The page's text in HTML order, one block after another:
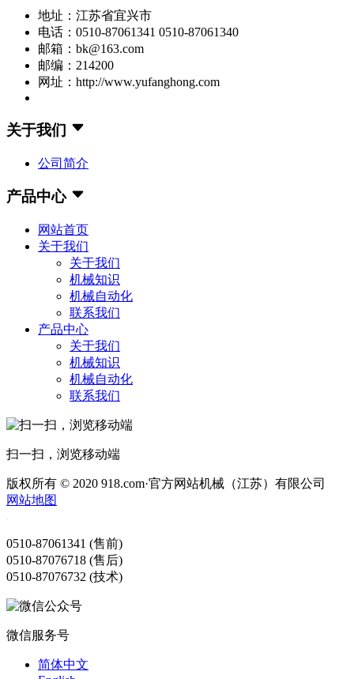
地址：江苏省宜兴市
电话：0510-87061341 0510-87061340
邮箱：bk@163.com
邮编：214200
网址：http://www.yufanghong.com
关于我们
公司简介
产品中心
网站首页
关于我们
关于我们
机械知识
机械自动化
联系我们
产品中心
关于我们
机械知识
机械自动化
联系我们
扫一扫，浏览移动端
版权所有 © 2020 918.com·官方网站机械（江苏）有限公司
网站地图
0510-87061341 (售前)
0510-87076718 (售后)
0510-87076732 (技术)
微信服务号
简体中文